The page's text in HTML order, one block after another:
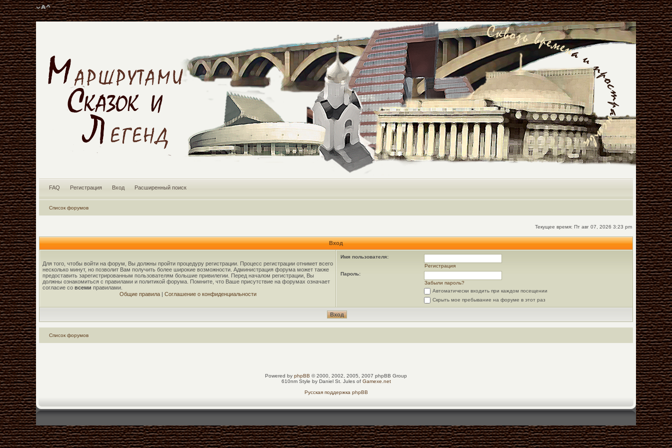
FAQ Регистрация Вход Расширенный поиск
Список форумов
Текущее время: Пт авг 07, 2026 3:23 pm
Вход
Для того, чтобы войти на форум, Вы должны пройти процедуру регистрации. Процесс регистрации отнимет всего
несколько минут, но позволит Вам получить более широкие возможности. Администрация форума может также
предоставить зарегистрированным пользователям большие привилегии. Перед началом регистрации, Вы
должны ознакомиться с правилами и политикой форума. Помните, что Ваше присутствие на форумах означает
согласие со всеми правилами.
Общие правила| Соглашение о конфиденциальности
Имя пользователя:
Регистрация
Пароль:
Забыли пароль?
Автоматически входить при каждом посещении
Скрыть мое пребывание на форуме в этот раз
Список форумов
Powered by phpBB © 2000, 2002, 2005, 2007 phpBB Group
610nm Style by Daniel St. Jules of Gamexe.net
Русская поддержка phpBB